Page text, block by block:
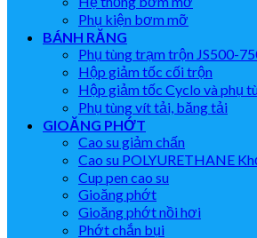
Phụ kiện bơm mỡ
BÁNH RĂNG
Phụ tùng trạm trộn JS500-
Hộp giảm tốc cối trộn
Hộp giảm tốc Cyclo và phụ
Phụ tùng vít tải, băng tải
GIOĂNG PHỚT
Cao su giảm chấn
Cao su POLYURETHANE
Cup pen cao su
Gioăng phớt
Gioăng phớt nồi hơi
Phớt chắn bụi